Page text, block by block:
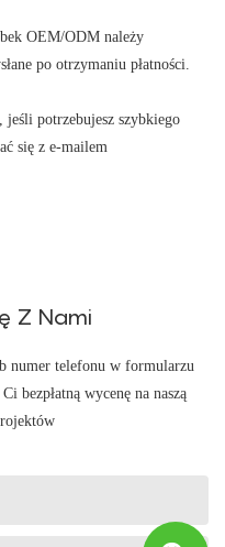
OEM/ODM należy
po otrzymaniu płatności.
potrzebujesz szybkiego
się z e-mailem
Z Nami
numer telefonu w formularzu
bezpłatną wycenę na naszą